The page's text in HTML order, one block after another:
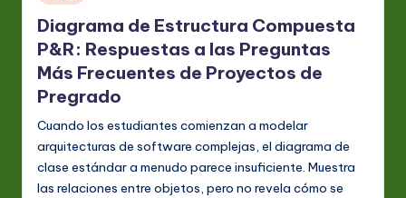
en
Diagrama de Estructura Compuesta
P&R: Respuestas a las Preguntas
Más Frecuentes de Proyectos de
Pregrado
Cuando los estudiantes comienzan a modelar
arquitecturas de software complejas, el diagrama de
clase estándar a menudo parece insuficiente. Muestra
las relaciones entre objetos, pero no revela cómo se